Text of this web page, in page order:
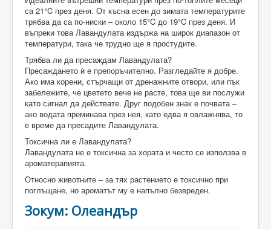
са 21°C през деня. От късна есен до зимата температурите
трябва да са по-ниски – около 15°C до 19°C през деня. И
въпреки това Лавандулата издържа на широк диапазон от
температури, така че трудно ще я простудите.
Трябва ли да пресаждам Лавандулата?
Пресаждането ѝ е препоръчително. Разгледайте я добре.
Ако има корени, стърчащи от дренажните отвори, или пък
забележите, че цветето вече не расте, това ще ви послужи
като сигнал да действате. Друг подобен знак е почвата –
ако водата преминава през нея, като едва я овлажнява, то
е време да пресадите Лавандулата.
Токсична ли е Лавандулата?
Лавандулата не е токсична за хората и често се използва в
ароматерапията.
Относно животните – за тях растението е токсично при
поглъщане, но ароматът му е напълно безвреден.
Зокум: Олеандър